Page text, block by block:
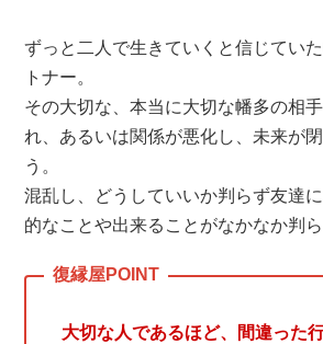
ずっと二人で生きていくと信じてい
トナー。
その大切な、本当に大切な幡多の相
れ、あるいは関係が悪化し、未来が
う。
混乱し、どうしていいか判らず友達
的なことや出来ることがなかなか判ら
大切な人であるほど、間違った